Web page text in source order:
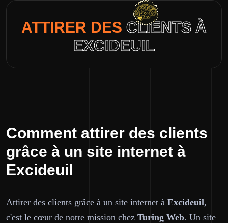
ATTIRER DES CLIENTS À
EXCIDEUIL
Comment attirer des clients
grâce à un site internet à
Excideuil
Attirer des clients grâce à un site internet à Excideuil,
c'est le cœur de notre mission chez Turing Web. Un site